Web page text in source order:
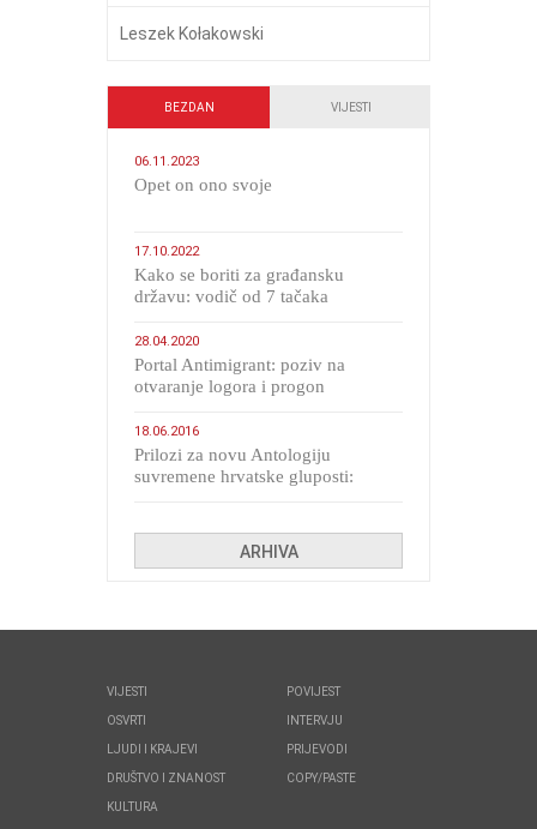
Leszek Kołakowski
BEZDAN VIJESTI
06.11.2023
​Opet on ono svoje
17.10.2022
Kako se boriti za građansku
državu: vodič od 7 tačaka
28.04.2020
Portal Antimigrant: poziv na
otvaranje logora i progon
18.06.2016
Prilozi za novu Antologiju
suvremene hrvatske gluposti:
ARHIVA
VIJESTI
OSVRTI
LJUDI I KRAJEVI
DRUŠTVO I ZNANOST
KULTURA
POVIJEST
INTERVJU
PRIJEVODI
COPY/PASTE